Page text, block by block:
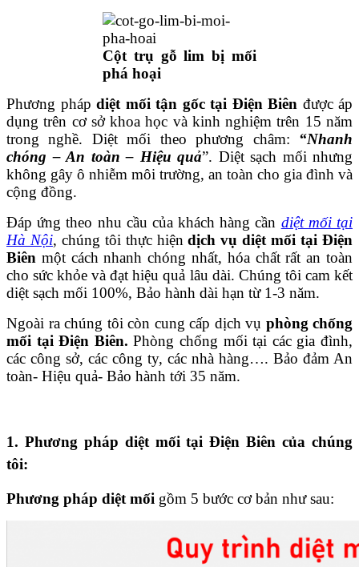
Cột trụ gỗ lim bị mối
phá hoại
Phương pháp diệt mối tận gốc tại Điện Biên được áp
dụng trên cơ sở khoa học và kinh nghiệm trên 15 năm
trong nghề. Diệt mối theo phương châm: “Nhanh
chóng – An toàn – Hiệu quả”. Diệt sạch mối nhưng
không gây ô nhiễm môi trường, an toàn cho gia đình và
cộng đồng.
Đáp ứng theo nhu cầu của khách hàng cần diệt mối tại
Hà Nội, chúng tôi thực hiệndịch vụ diệt mối tại Điện
Biên một cách nhanh chóng nhất, hóa chất rất an toàn
cho sức khỏe và đạt hiệu quả lâu dài. Chúng tôi cam kết
diệt sạch mối 100%, Bảo hành dài hạn từ 1-3 năm.
Ngoài ra chúng tôi còn cung cấp dịch vụ phòng chống
mối tại Điện Biên.Phòng chống mối tại các gia đình,
các công sở, các công ty, các nhà hàng…. Bảo đảm An
toàn- Hiệu quả- Bảo hành tới 35 năm.
1. Phương pháp diệt mối tại Điện Biên của chúng
tôi:
Phương pháp diệt mối gồm 5 bước cơ bản như sau: